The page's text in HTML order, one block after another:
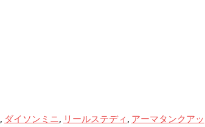
, ダイソンミニ, リールステディ , アーマタンクアッ